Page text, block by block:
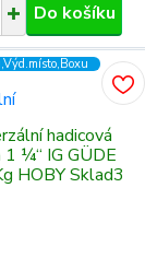
Do košíku